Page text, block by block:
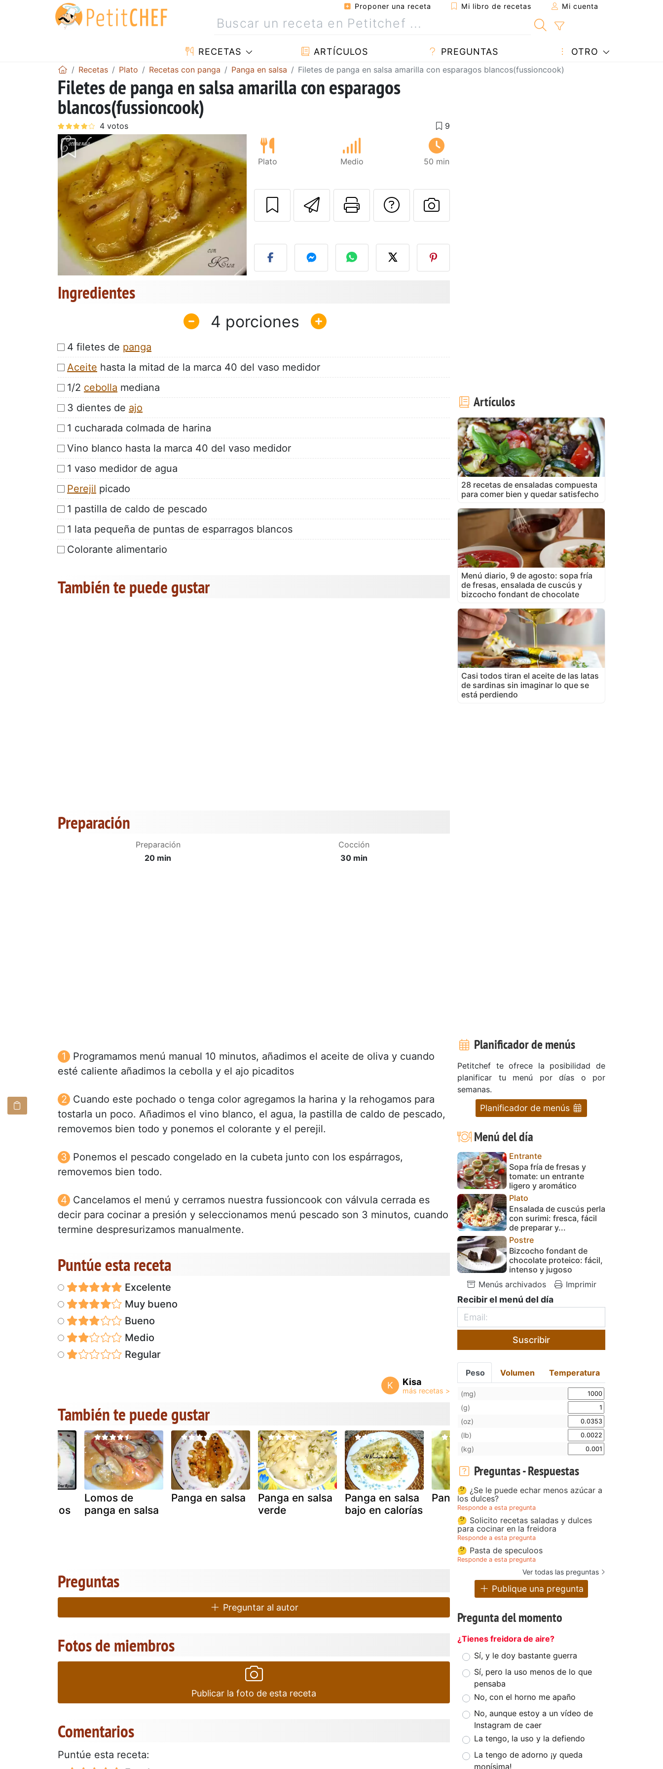
Proponer una receta Mi libro de recetas Mi cuenta
RECETAS ARTÍCULOS PREGUNTAS OTRO
Recetas Plato Recetas con panga Panga en salsa Filetes de panga en salsa amarilla con esparagos blancos(fussioncook)
Filetes de panga en salsa amarilla con esparagos
blancos(fussioncook)
Plato Medio 50 min
Enviar esta receta a un amigo
Imprimir esta página
Preguntar al autor
Publicar la foto de esta receta
Ingredientes
4
4 filetes de panga
Aceite hasta la mitad de la marca 40 del vaso medidor
1/2 cebolla mediana
3 dientes de ajo
1 cucharada colmada de harina
Vino blanco hasta la marca 40 del vaso medidor
1 vaso medidor de agua
Perejil picado
1 pastilla de caldo de pescado
1 lata pequeña de puntas de esparragos blancos
Colorante alimentario
También te puede gustar
Preparación
Preparación
20 min
Cocción
30 min
Programamos menú manual 10 minutos, añadimos el aceite de oliva y cuando
esté caliente añadimos la cebolla y el ajo picaditos
Cuando este pochado o tenga color agregamos la harina y la rehogamos para
tostarla un poco. Añadimos el vino blanco, el agua, la pastilla de caldo de pescado,
removemos bien todo y ponemos el colorante y el perejil.
Ponemos el pescado congelado en la cubeta junto con los espárragos,
removemos bien todo.
Cancelamos el menú y cerramos nuestra fussioncook con válvula cerrada es
decir para cocinar a presión y seleccionamos menú pescado son 3 minutos, cuando
termine despresurizamos manualmente.
Puntúe esta receta
Excelente
Muy bueno
Bueno
Medio
Regular
K Kisa
También te puede gustar
rellenos
Lomos de
panga en salsa
Panga en salsa
Panga en salsa
verde
Panga en salsa
bajo en calorías
Panga en salsa
Filetes de
panga a la
menier
Preguntas
Preguntar al autor
Fotos de miembros
Publicar la foto de esta receta
Comentarios
Puntúe esta receta:
Artículos
28 recetas de ensaladas compuesta
para comer bien y quedar satisfecho
Menú diario, 9 de agosto: sopa fría
de fresas, ensalada de cuscús y
bizcocho fondant de chocolate
Casi todos tiran el aceite de las latas
de sardinas sin imaginar lo que se
está perdiendo
Planificador de menús
Petitchef te ofrece la posibilidad de
planificar tu menú por días o por
semanas.
Planificador de menús
Menú del día
Entrante
Sopa fría de fresas y
tomate: un entrante
ligero y aromático
Plato
Ensalada de cuscús perla
con surimi: fresca, fácil
de preparar y...
Postre
Bizcocho fondant de
chocolate proteico: fácil,
intenso y jugoso
Menús archivados
Imprimir
Recibir el menú del día
Suscribir
Peso Volumen Temperatura
(mg)
(g)
(oz)
(lb)
(kg)
Preguntas - Respuestas
🤔 ¿Se le puede echar menos azúcar a
los dulces?
Responde a esta pregunta
🤔 Solicito recetas saladas y dulces
para cocinar en la freidora
Responde a esta pregunta
🤔 Pasta de speculoos
Responde a esta pregunta
Ver todas las preguntas
Publique una pregunta
Pregunta del momento
¿Tienes freidora de aire?
Sí, y le doy bastante guerra
Sí, pero la uso menos de lo que
pensaba
No, con el horno me apaño
No, aunque estoy a un vídeo de
Instagram de caer
La tengo, la uso y la defiendo
La tengo de adorno ¡y queda
monísima!